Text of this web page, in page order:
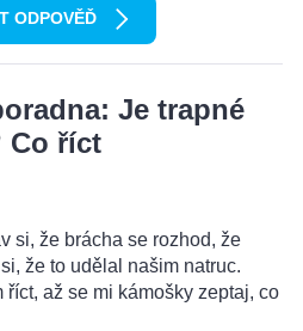
ODPOVĚĎ
Je trapné
Co říct
si, že brácha se rozhod, že
že to udělal našim natruc.
říct, až se mi kámošky zeptaj, co